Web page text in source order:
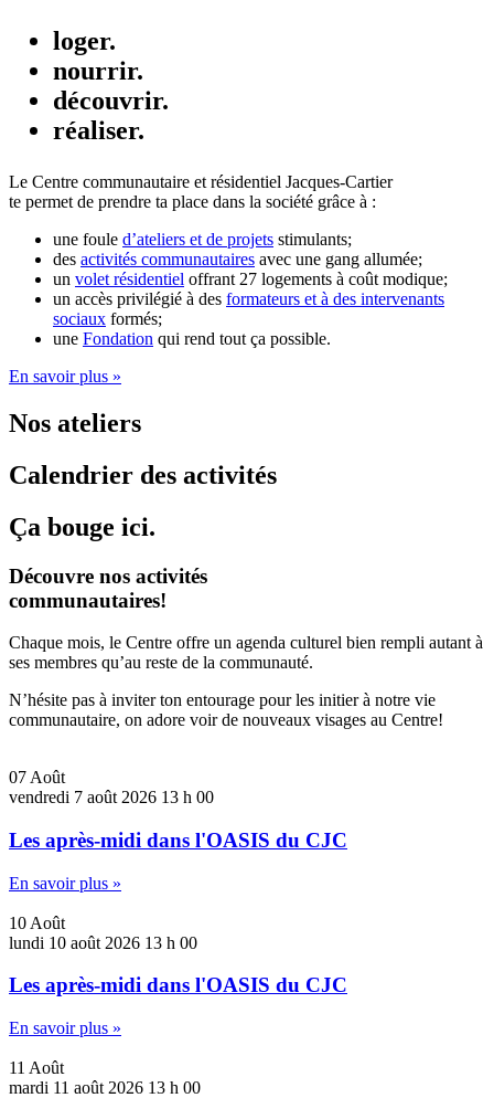
loger.
nourrir.
découvrir.
réaliser.
Le Centre communautaire et résidentiel Jacques-Cartier
te permet de prendre ta place dans la société grâce à :
une foule d’ateliers et de projets stimulants;
des activités communautaires avec une gang allumée;
un volet résidentiel offrant 27 logements à coût modique;
un accès privilégié à des formateurs et à des intervenants
sociaux formés;
une Fondation qui rend tout ça possible.
En savoir plus »
Nos ateliers
Calendrier des activités
Ça bouge ici.
Découvre nos activités
communautaires!
Chaque mois, le Centre offre un agenda culturel bien rempli autant à
ses membres qu’au reste de la communauté.
N’hésite pas à inviter ton entourage pour les initier à notre vie
communautaire, on adore voir de nouveaux visages au Centre!
07 Août
vendredi 7 août 2026 13 h 00
Les après-midi dans l'OASIS du CJC
En savoir plus »
10 Août
lundi 10 août 2026 13 h 00
Les après-midi dans l'OASIS du CJC
En savoir plus »
11 Août
mardi 11 août 2026 13 h 00